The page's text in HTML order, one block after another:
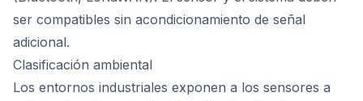
ser compatibles sin acondicionamiento de señal
adicional.
Clasificación ambiental
Los entornos industriales exponen a los sensores a